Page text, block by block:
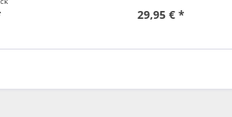
29,95 € *